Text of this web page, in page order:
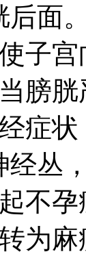
后面
子
膀
症
经丛
不
为